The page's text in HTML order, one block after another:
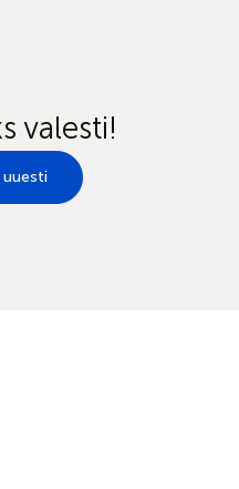
valesti!
uuesti